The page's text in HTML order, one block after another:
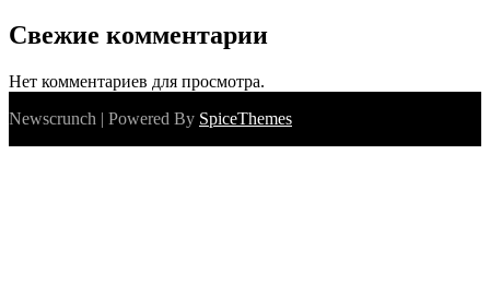
Свежие комментарии
Нет комментариев для просмотра.
Newscrunch | Powered By SpiceThemes